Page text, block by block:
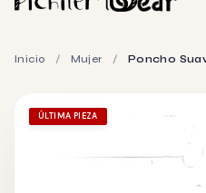
Inicio / Mujer / Poncho
ÚLTIMA PIEZA